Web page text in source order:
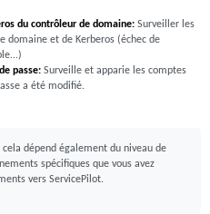
du contrôleur de domaine: Surveiller les
domaine et de Kerberos (échec de
passe: Surveille et apparie les comptes
a été modifié.
dépend également du niveau de
spécifiques que vous avez
vers ServicePilot.